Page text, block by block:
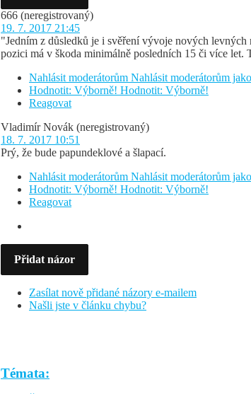
666 (neregistrovaný)
19. 7. 2017 21:45
"Jedním z důsledků je i svěření vývoje nových
pozici má v škoda minimálně posledních 15 či více
Nahlásit moderátorům Nahlásit moderátorům
Hodnotit: Výborně! Hodnotit: Výborně!
Reagovat
Vladimír Novák (neregistrovaný)
18. 7. 2017 10:51
Prý, že bude papundeklové a šlapací.
Nahlásit moderátorům Nahlásit moderátorům
Hodnotit: Výborně! Hodnotit: Výborně!
Reagovat
Přidat názor
Zasílat nově přidané názory e-mailem
Našli jste v článku chybu?
Témata: